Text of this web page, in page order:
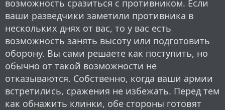
возможность сразиться с противником. Если
ваши разведчики заметили противника в
нескольких днях от вас, то у вас есть
возможность занять высоту или подготовить
оборону. Вы сами решаете как поступить, но
обычно от такой возможности не
отказываются. Собственно, когда ваши армии
встретились, сражения не избежать. Перед тем
как обнажить клинки, обе стороны готовят